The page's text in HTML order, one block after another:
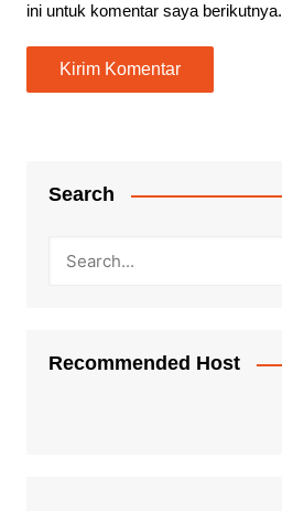
ini untuk komentar saya berikutnya.
Search
Recommended Host